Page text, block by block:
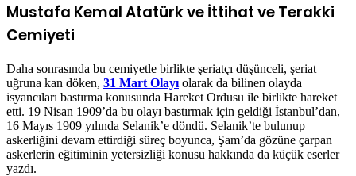
Mustafa Kemal Atatürk ve İttihat ve Terakki
Cemiyeti
Daha sonrasında bu cemiyetle birlikte şeriatçı düşünceli, şeriat
uğruna kan döken, 31 Mart Olayı olarak da bilinen olayda
isyancıları bastırma konusunda Hareket Ordusu ile birlikte hareket
etti. 19 Nisan 1909’da bu olayı bastırmak için geldiği İstanbul’dan,
16 Mayıs 1909 yılında Selanik’e döndü. Selanik’te bulunup
askerliğini devam ettirdiği süreç boyunca, Şam’da gözüne çarpan
askerlerin eğitiminin yetersizliği konusu hakkında da küçük eserler
yazdı.